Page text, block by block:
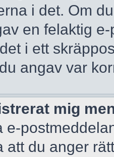
i det. Om
en felaktig
i ett
angav var
mig
e-
att du anger